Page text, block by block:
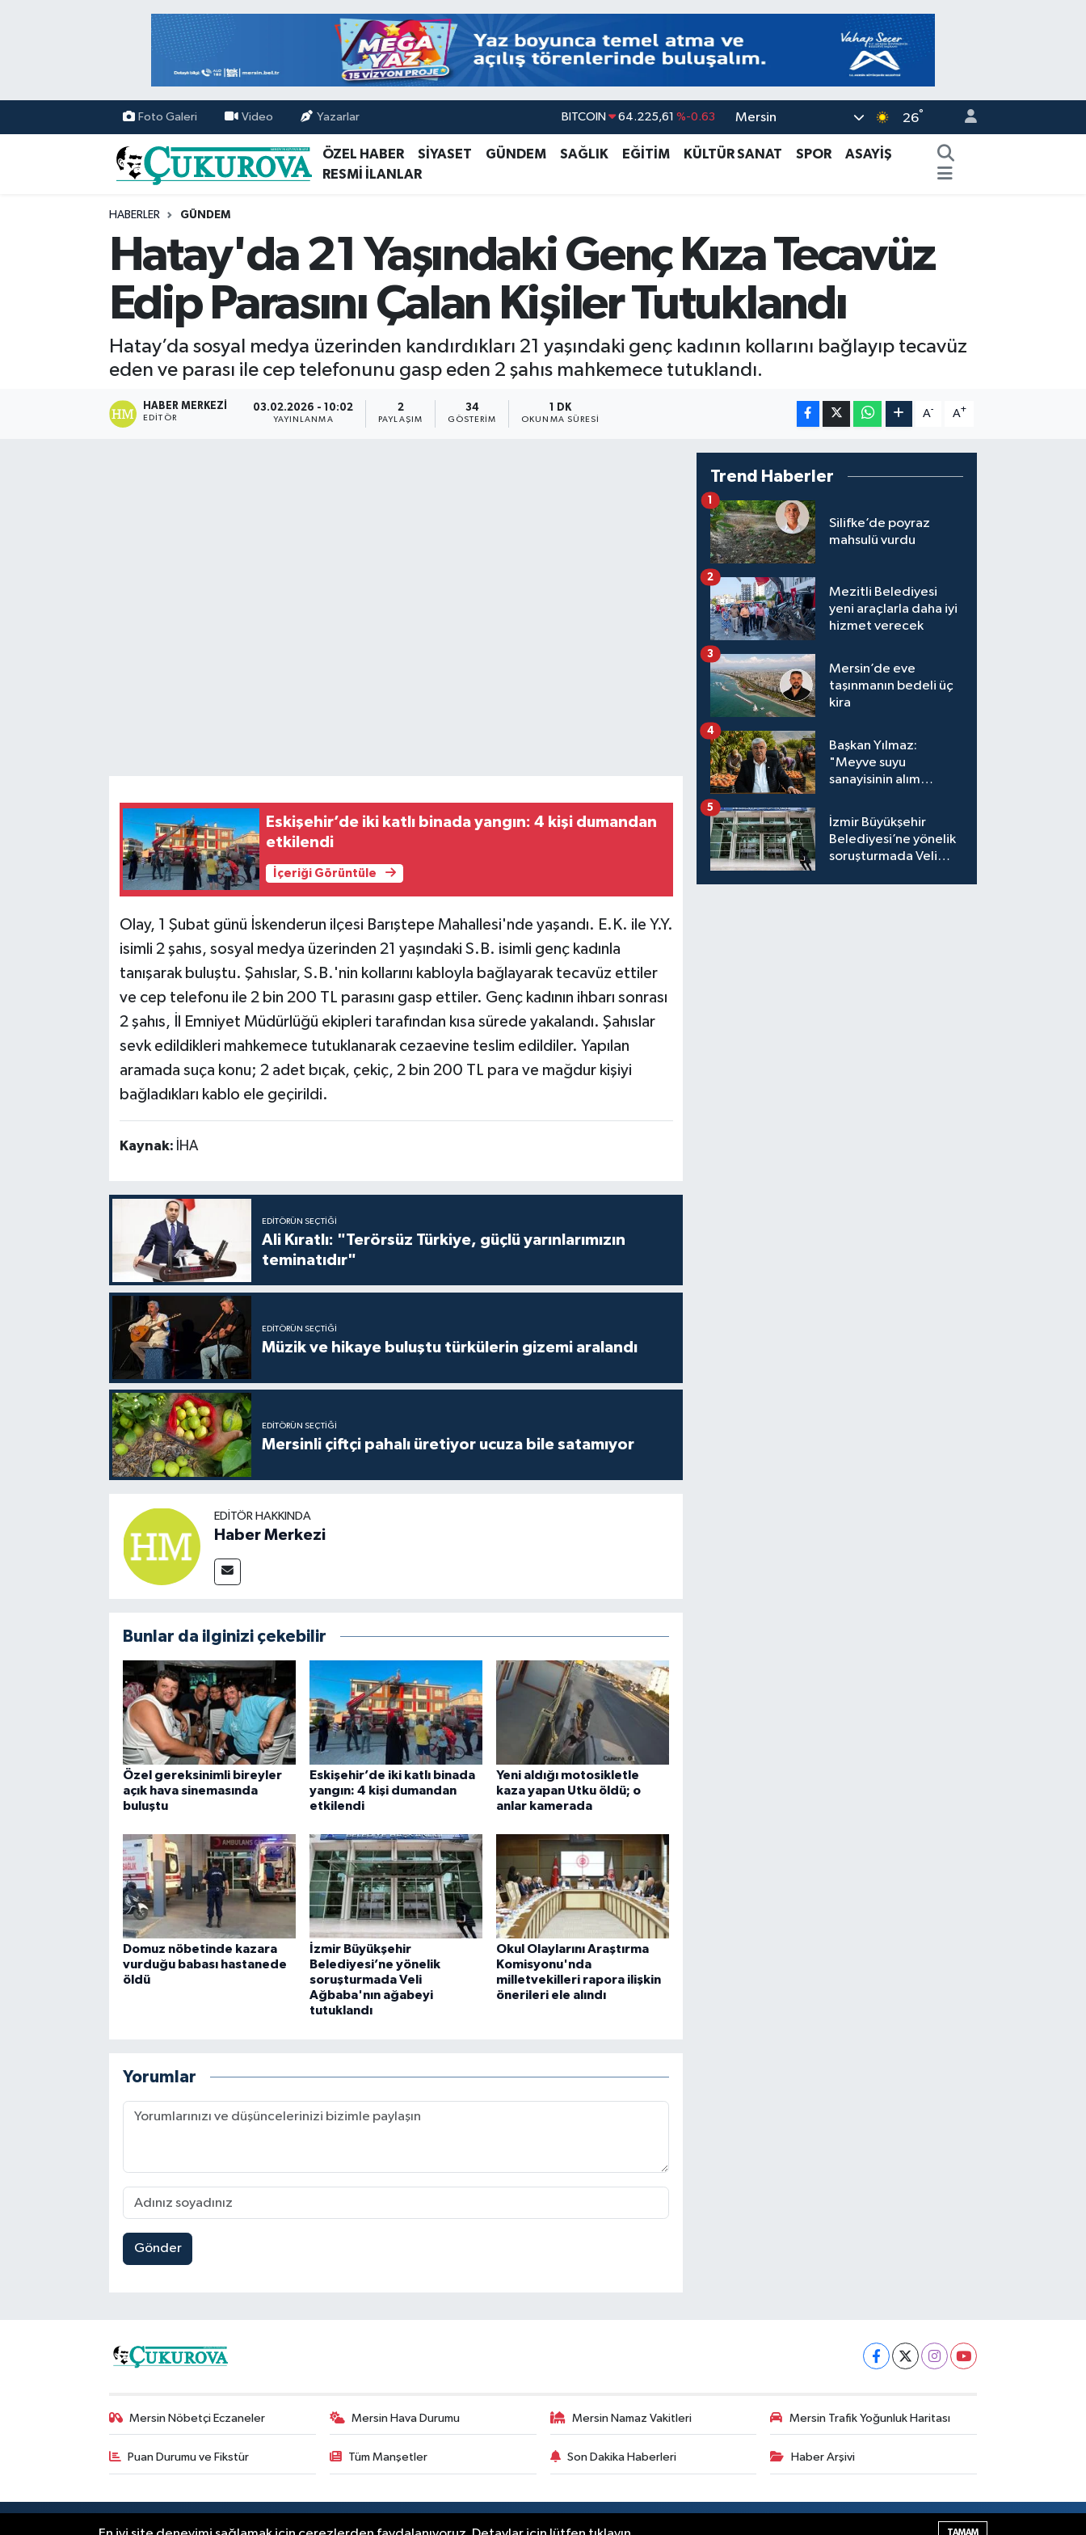
Foto Galeri Video Yazarlar BITCOIN 64.225,61 %-0.63
DOLAR 47,7143 %0.16
GRAM ALTIN
BİST100 13.799 %70
Mersin 26°
ÖZEL HABER SİYASET GÜNDEM SAĞLIK EĞİTİM KÜLTÜR SANAT SPOR
ASAYİŞ
RESMİ İLANLAR
HABERLER GÜNDEM
Hatay'da 21 Yaşındaki Genç Kıza Tecavüz
Edip Parasını Çalan Kişiler Tutuklandı
Hatay’da sosyal medya üzerinden kandırdıkları 21 yaşındaki genç kadının kollarını bağlayıp tecavüz
eden ve parası ile cep telefonunu gasp eden 2 şahıs mahkemece tutuklandı.
HABER MERKEZI
EDITÖR
03.02.2026 - 10:02
YAYINLANMA
2
PAYLAŞIM
34
GÖSTERIM
1 DK
OKUNMA SÜRESI
A- A+
Eskişehir’de iki katlı binada yangın: 4 kişi dumandan
etkilendi
İçeriği Görüntüle
Olay, 1 Şubat günü İskenderun ilçesi Barıştepe Mahallesi'nde yaşandı. E.K. ile Y.Y.
isimli 2 şahıs, sosyal medya üzerinden 21 yaşındaki S.B. isimli genç kadınla
tanışarak buluştu. Şahıslar, S.B.'nin kollarını kabloyla bağlayarak tecavüz ettiler
ve cep telefonu ile 2 bin 200 TL parasını gasp ettiler. Genç kadının ihbarı sonrası
2 şahıs, İl Emniyet Müdürlüğü ekipleri tarafından kısa sürede yakalandı. Şahıslar
sevk edildikleri mahkemece tutuklanarak cezaevine teslim edildiler. Yapılan
aramada suça konu; 2 adet bıçak, çekiç, 2 bin 200 TL para ve mağdur kişiyi
bağladıkları kablo ele geçirildi.
Kaynak: İHA
EDITÖRÜN SEÇTIĞI
Ali Kıratlı: "Terörsüz Türkiye, güçlü yarınlarımızın
teminatıdır"
EDITÖRÜN SEÇTIĞI
Müzik ve hikaye buluştu türkülerin gizemi aralandı
EDITÖRÜN SEÇTIĞI
Mersinli çiftçi pahalı üretiyor ucuza bile satamıyor
EDITÖR HAKKINDA
Haber Merkezi
Bunlar da ilginizi çekebilir
Özel gereksinimli bireyler
açık hava sinemasında
buluştu
Eskişehir’de iki katlı binada
yangın: 4 kişi dumandan
etkilendi
Yeni aldığı motosikletle
kaza yapan Utku öldü; o
anlar kamerada
Domuz nöbetinde kazara
vurduğu babası hastanede
öldü
İzmir Büyükşehir
Belediyesi’ne yönelik
soruşturmada Veli
Ağbaba'nın ağabeyi
tutuklandı
Okul Olaylarını Araştırma
Komisyonu'nda
milletvekilleri rapora ilişkin
önerileri ele alındı
Yorumlar
Gönder
Trend Haberler
Silifke’de poyraz
mahsulü vurdu
1
Mezitli Belediyesi
yeni araçlarla daha iyi
hizmet verecek
2
Mersin’de eve
taşınmanın bedeli üç
kira
3
Başkan Yılmaz:
"Meyve suyu
sanayisinin alım
değerlendirilmeli''
4
İzmir Büyükşehir
Belediyesi’ne yönelik
soruşturmada Veli
5
Mersin Nöbetçi Eczaneler Mersin Hava Durumu Mersin Namaz Vakitleri Mersin Trafik Yoğunluk Haritası
Puan Durumu ve Fikstür Tüm Manşetler Son Dakika Haberleri Haber Arşivi
RSS Copyright © 2025. Her hakkı saklıdır. TE Bilişim
TAMAM
Mersin Nöbetçi Eczaneler
Mersin Hava Durumu
Mersin Namaz Vakitleri
Mersin Trafik Yoğunluk Haritası
Tüm Manşetler
Son Dakika Haberleri
Haber Arşivi